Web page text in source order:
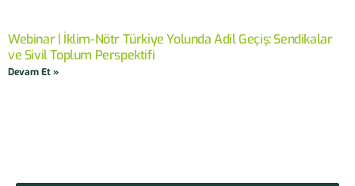
Webinar | İklim-Nötr Türkiye Yolunda Adil Geçiş: Sendikalar
ve Sivil Toplum Perspektifi
Devam Et »